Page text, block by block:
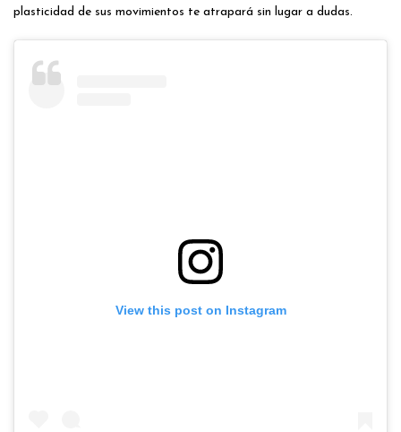
plasticidad de sus movimientos te atrapará sin lugar a dudas.
View this post on Instagram